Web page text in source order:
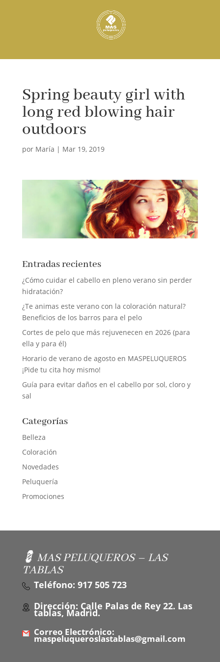
Spring beauty girl with
long red blowing hair
outdoors
por María | Mar 19, 2019
Entradas recientes
¿Cómo cuidar el cabello en pleno verano sin perder
hidratación?
¿Te animas este verano con la coloración natural?
Beneficios de los barros para el pelo
Cortes de pelo que más rejuvenecen en 2026 (para
ella y para él)
Horario de verano de agosto en MASPELUQUEROS
¡Pide tu cita hoy mismo!
Guía para evitar daños en el cabello por sol, cloro y
sal
Categorías
Belleza
Coloración
Novedades
Peluquería
Promociones
💈 MAS PELUQUEROS – LAS
TABLAS
Teléfono: 917 505 723
Dirección: Calle Palas de Rey 22. Las
tablas, Madrid.
Correo Electrónico:
maspeluqueroslastablas@gmail.com